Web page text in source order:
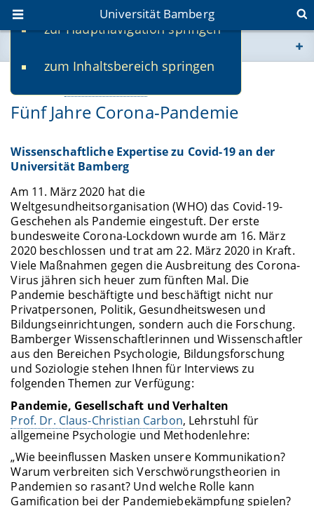
zur Hauptnavigation springen
zum Inhaltsbereich springen
Universität Bamberg
www.uni-bamberg.de
univis.uni-bamberg.de
fis.uni-bamberg.de
06.03.2025
Fünf Jahre Corona-Pandemie
Wissenschaftliche Expertise zu Covid-19 an der
Universität Bamberg
Am 11. März 2020 hat die
Weltgesundheitsorganisation (WHO) das Covid-19-
Geschehen als Pandemie eingestuft. Der erste
bundesweite Corona-Lockdown wurde am 16. März
2020 beschlossen und trat am 22. März 2020 in Kraft.
Viele Maßnahmen gegen die Ausbreitung des Corona-
Virus jähren sich heuer zum fünften Mal. Die
Pandemie beschäftigte und beschäftigt nicht nur
Privatpersonen, Politik, Gesundheitswesen und
Bildungseinrichtungen, sondern auch die Forschung.
Bamberger Wissenschaftlerinnen und Wissenschaftler
aus den Bereichen Psychologie, Bildungsforschung
und Soziologie stehen Ihnen für Interviews zu
folgenden Themen zur Verfügung:
Pandemie, Gesellschaft und Verhalten
Prof. Dr. Claus-Christian Carbon, Lehrstuhl für
allgemeine Psychologie und Methodenlehre:
„Wie beeinflussen Masken unsere Kommunikation?
Warum verbreiten sich Verschwörungstheorien in
Pandemien so rasant? Und welche Rolle kann
Gamification bei der Pandemiebekämpfung spielen?